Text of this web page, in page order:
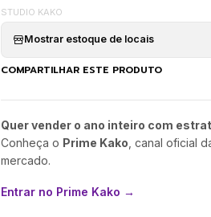
STUDIO KAKO
Mostrar estoque de locais
COMPARTILHAR ESTE PRODUTO
Quer vender o ano inteiro com
Conheça o Prime Kako , canal oficial
mercado.
Entrar no Prime Kako →